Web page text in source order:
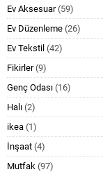
Ev Aksesuar(59)
Ev Düzenleme (26)
Ev Tekstil (42)
Fikirler(9)
Genç Odası (16)
Halı (2)
ikea (1)
İnşaat (4)
Mutfak (97)